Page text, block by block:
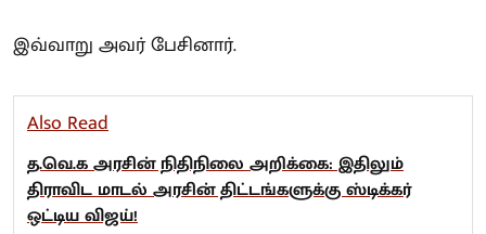
இவ்வாறு அவர் பேசினார்.
Also Read
த.வெ.க அரசின் நிதிநிலை அறிக்கை: இதிலும்
திராவிட மாடல் அரசின் திட்டங்களுக்கு ஸ்டிக்கர்
ஒட்டிய விஜய்!